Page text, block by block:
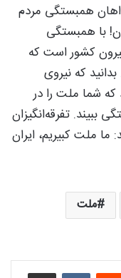
همبستگی مردم
با همبستگی
کشور است که
که نیروی
که شما ملت را در
ببیند. تفرقه‌انگیزان
ملت کبیریم، ایران
ملت
‫رددیت ‫VKontakteاشتراک گذاری از طریق ایمیل